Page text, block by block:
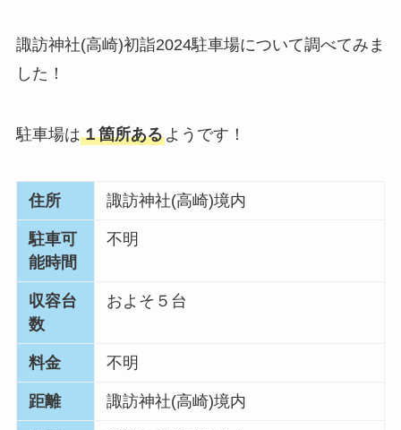
諏訪神社(高崎)初詣2024駐車場について調べてみま
した！
駐車場は１箇所あるようです！
住所 諏訪神社(高崎)境内
駐車可
能時間
不明
収容台
数
およそ５台
料金 不明
距離 諏訪神社(高崎)境内